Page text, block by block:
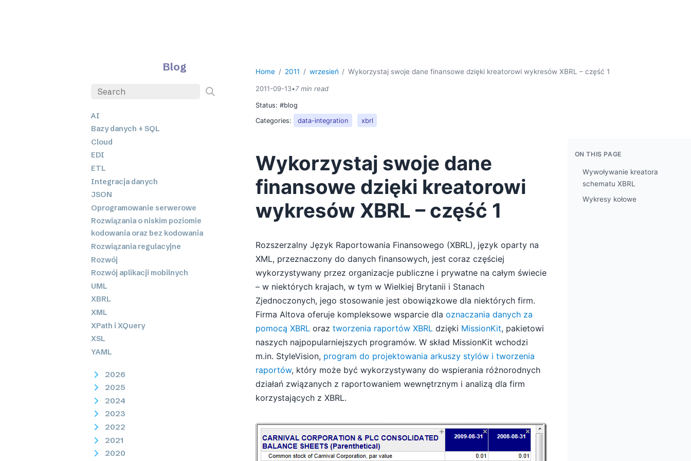
Blog
AI
Bazy danych + SQL
Cloud
EDI
ETL
Integracja danych
JSON
Oprogramowanie serwerowe
Rozwiązania o niskim poziomie
kodowania oraz bez kodowania
Rozwiązania regulacyjne
Rozwój
Rozwój aplikacji mobilnych
UML
XBRL
XML
XPath i XQuery
XSL
YAML
2026
2025
2024
2023
2022
2021
2020
Home 2011 wrzesień Wykorzystaj swoje dane finansowe dzięki kreatorowi wykresów XBRL – część 1
2011-09-13•7 min read
Status:#blog
Categories:
data-integration xbrl
Wykorzystaj swoje dane
finansowe dzięki kreatorowi
wykresów XBRL – część 1
Rozszerzalny Język Raportowania Finansowego (XBRL), język oparty na
XML, przeznaczony do danych finansowych, jest coraz częściej
wykorzystywany przez organizacje publiczne i prywatne na całym świecie
– w niektórych krajach, w tym w Wielkiej Brytanii i Stanach
Zjednoczonych, jego stosowanie jest obowiązkowe dla niektórych firm.
Firma Altova oferuje kompleksowe wsparcie dlaoznaczania danych za
pomocą XBRL oraztworzenia raportów XBRL dzięki MissionKit, pakietowi
naszych najpopularniejszych programów. W skład MissionKit wchodzi
m.in. StyleVision, program do projektowania arkuszy stylów i tworzenia
raportów, który może być wykorzystywany do wspierania różnorodnych
działań związanych z raportowaniem wewnętrznym i analizą dla firm
korzystających z XBRL.
ON THIS PAGE
Wywoływanie kreatora
schematu XBRL
Wykresy kołowe